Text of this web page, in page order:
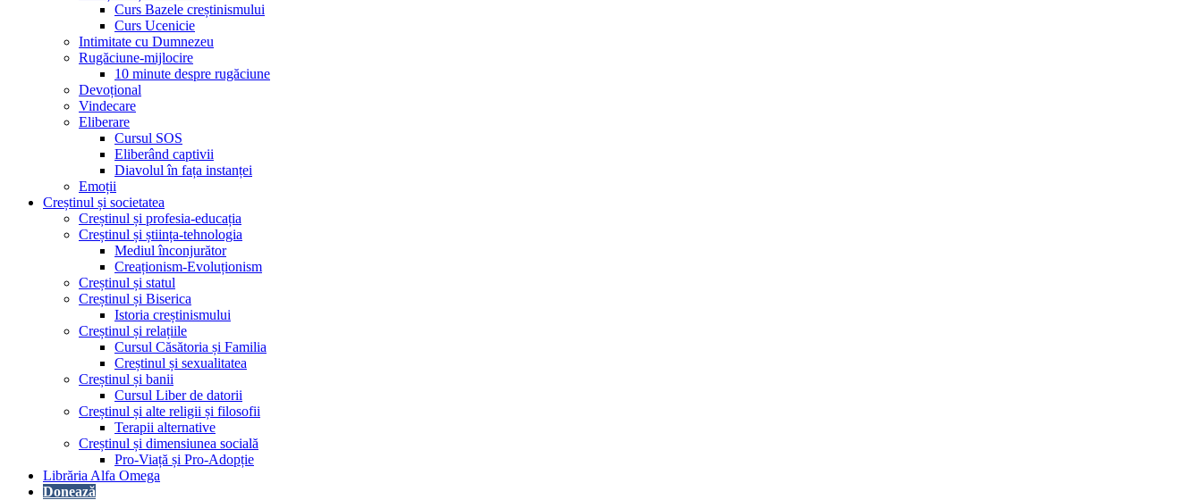
Curs Bazele creștinismului
Curs Ucenicie
Intimitate cu Dumnezeu
Rugăciune-mijlocire
10 minute despre rugăciune
Devoțional
Vindecare
Eliberare
Cursul SOS
Eliberând captivii
Diavolul în fața instanței
Emoții
Creștinul și societatea
Creștinul și profesia-educația
Creștinul și știința-tehnologia
Mediul înconjurător
Creaționism-Evoluționism
Creștinul și statul
Creștinul și Biserica
Istoria creștinismului
Creștinul și relațiile
Cursul Căsătoria și Familia
Creștinul și sexualitatea
Creștinul și banii
Cursul Liber de datorii
Creștinul și alte religii și filosofii
Terapii alternative
Creștinul și dimensiunea socială
Pro-Viață și Pro-Adopție
Librăria Alfa Omega
Donează